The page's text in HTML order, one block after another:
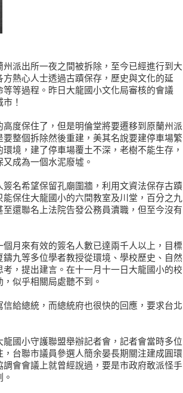
派出所一夜之間被拆除，至今已經進行到大
熱心人士透過古蹟保存，歷史與文化的延
等過程。昨日大龍國小文化局審核的會議
！
度保住了，但是明倫堂將要遷移到原蘭州派
整個拆除然後重建，美其名說要建停車場繁
境，建了停車場覆土不深，老樹不能生存，
成為一個水泥廢墟。
名希望保留孔廟圍牆，利用文資法保存古蹟
保住大龍國小的六間教室及川堂，百分之九
還聯名上法院告發公務員瀆職，但至今沒有
月來有效的簽名人數已達兩千人以上，目標
九等多位學者教授從環境、學校歷史、自然
，提出建言。在十一月十一日大龍國小的校
似乎相關局處聽不到。
給總統，而總統府也很快的回應，要求台北
國小守護聯盟舉辦記者會，記者會當時多位
台聯市議員參選人簡余晏長期關注建成圓環
會會議上就曾經說過，要是市政府敢派怪手